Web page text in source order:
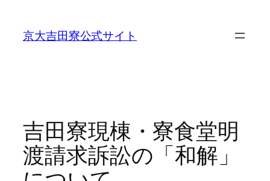
京大吉田寮公式サイト
吉田寮現棟・寮食堂明
渡請求訴訟の「和解」